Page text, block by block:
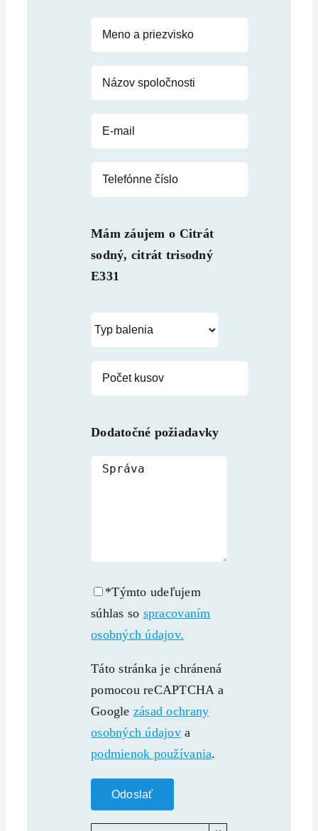
Mám záujem o Citrát
sodný, citrát trisodný
E331
Dodatočné požiadavky
*Týmto udeľujem
súhlas so spracovaním
osobných údajov.
Táto stránka je chránená
pomocou reCAPTCHA a
Google zásad ochrany
osobných údajov a
podmienok používania.